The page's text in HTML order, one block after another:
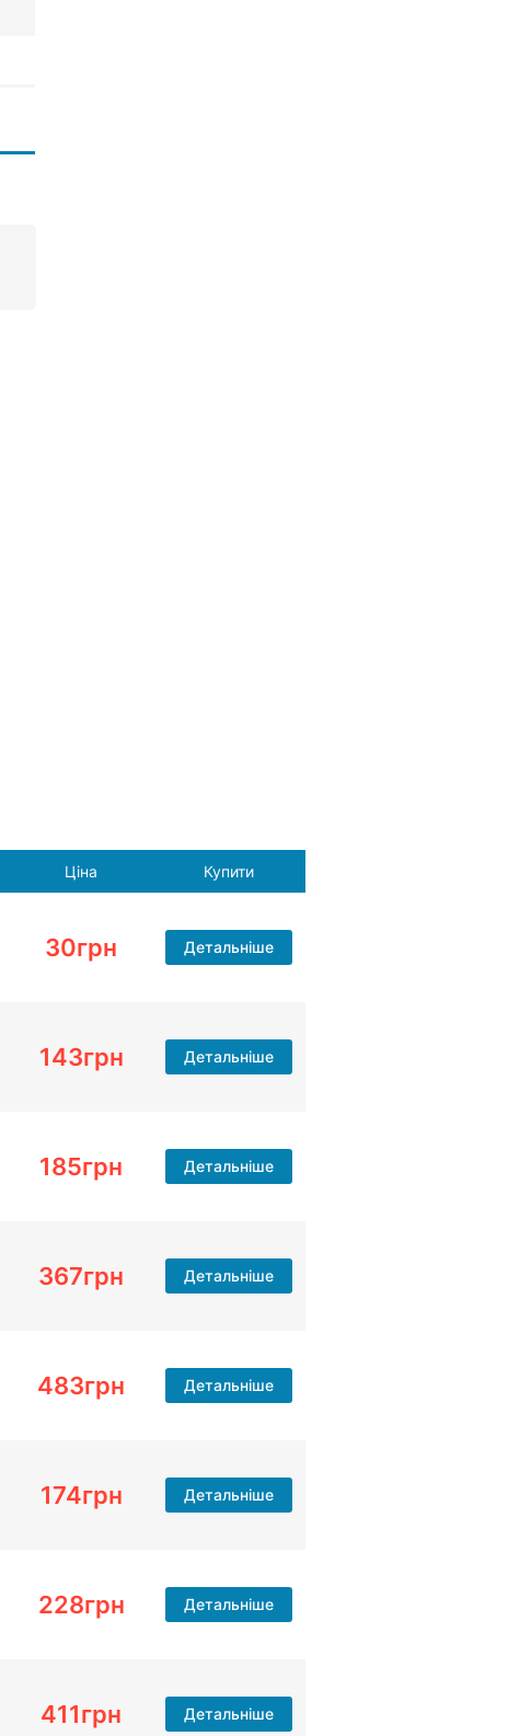
Ціна Купити
30грн Детальніше
143грн Детальніше
185грн Детальніше
367грн Детальніше
483грн Детальніше
174грн Детальніше
228грн Детальніше
411грн Детальніше